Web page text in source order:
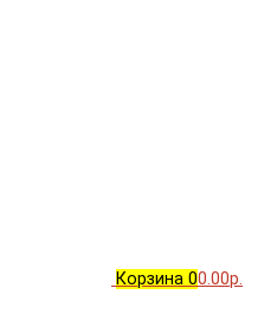
Корзина 00.00р.